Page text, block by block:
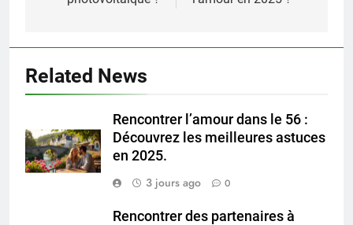
Related News
Rencontrer l’amour dans le 56 :
Découvrez les meilleures astuces
en 2025.
3 jours ago
0
Rencontrer des partenaires à